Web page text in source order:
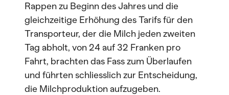
Rappen zu Beginn des Jahres und die
gleichzeitige Erhöhung des Tarifs für den
Transporteur, der die Milch jeden zweiten
Tag abholt, von 24 auf 32 Franken pro
Fahrt, brachten das Fass zum Überlaufen
und führten schliesslich zur Entscheidung,
die Milchproduktion aufzugeben.